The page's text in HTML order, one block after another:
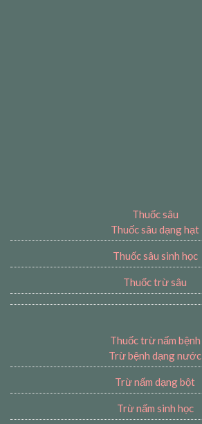
Thuốc sâu
Thuốc sâu dạng hạt
Thuốc sâu sinh học
Thuốc trừ sâu
Thuốc trừ nấm bệnh
Trừ bệnh dạng nước
Trừ nấm dạng bột
Trừ nấm sinh học